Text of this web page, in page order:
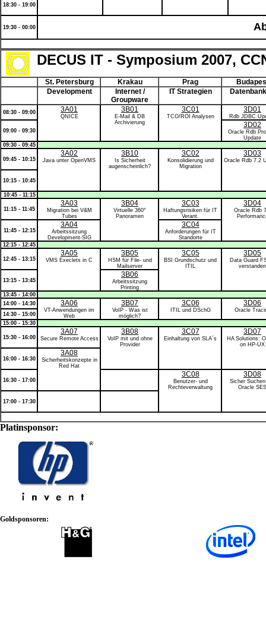
18:30 - 19:00
19:30 - 00:00
DECUS IT - Symposium 2007,
St. Petersburg Krakau Prag
Development
Internet /
Groupware
IT Strategien
08:30 - 09:00 3A01
QNICE
3B01
E-Mail & DB
Archivierung
3C01
TCO/ROI Analysen
3D01
Rdb JDBC
09:00 - 09:30
3D02
Oracle Rdb
Update
09:30 - 09:45
09:45 - 10:15
3A02
Java unter OpenVMS
3B10
Is Sicherheit
augenscheinlich?
3C02
Konsolidierung und
Migration
3D03
Oracle Rdb 7.2
10:15 - 10:45
10:45 - 11:15
11:15 - 11:45
3A03
Migration bei V&M
Tubes
3B04
Virtuelle 360°
Panoramen
3C03
Haftungsrisiken für IT
Verant.
3D04
Oracle Rdb
11:45 - 12:15
3A04
Arbeitssitzung
Development-SIG
3C04
Anforderungen für IT
Standorte
12:15 - 12:45
12:45 - 13:15
3A05
VMS Execlets in C
3B05
HSM für File- und
Mailserver
3C05
BSI Grundschutz und
ITIL
3D05
Data Guard
verstanden
13:15 - 13:45
3B06
Arbeitssitzung
Printing
13:45 - 14:00
14:00 - 14:30
3A06
VT-Anwendungen im
Web
3B07
VoIP - Was ist
möglich?
3C06
ITIL und DSchG
3D06
Oracle
14:30 - 15:00
15:00 - 15:30
15:30 - 16:00
3A07
Secure Remote Access
3B08
VoIP mit und ohne
Provider
3C07
Einhaltung von SLA´s
3D07
HA Solutions:
on HP-UX
16:00 - 16:30
3A08
Sicherheitskonzepte in
Red Hat
16:30 - 17:00
3C08
Benutzer- und
Rechteverwaltung
3D08
Sicher
Oracle SES
17:00 - 17:30
Platinsponsor:
Goldsponsoren: